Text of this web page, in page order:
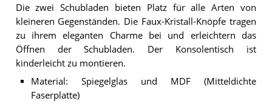
Die zwei Schubladen bieten Platz für alle Arten von
kleineren Gegenständen. Die Faux-Kristall-Knöpfe tragen
zu ihrem eleganten Charme bei und erleichtern das
Öffnen der Schubladen. Der Konsolentisch ist
kinderleicht zu montieren.
Material: Spiegelglas und MDF (Mitteldichte
Faserplatte)